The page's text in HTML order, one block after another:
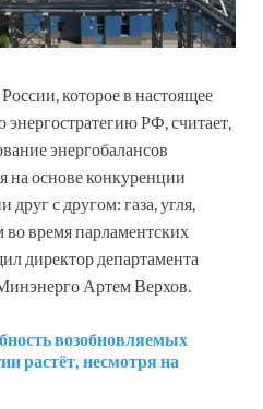
которое в настоящее
энергостратегию РФ, считает,
энергобалансов
на основе конкуренции
с другом: газа, угля,
время парламентских
директор департамента
Артем Верхов.
возобновляемых
растёт, несмотря на